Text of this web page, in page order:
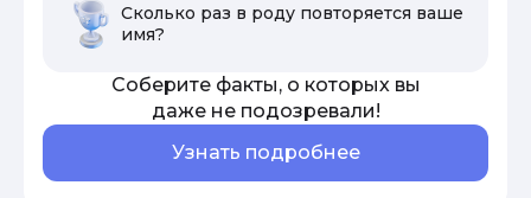
Сколько раз в роду повторяется ваше
имя?
Соберите факты, о которых вы
даже не подозревали!
Узнать подробнее